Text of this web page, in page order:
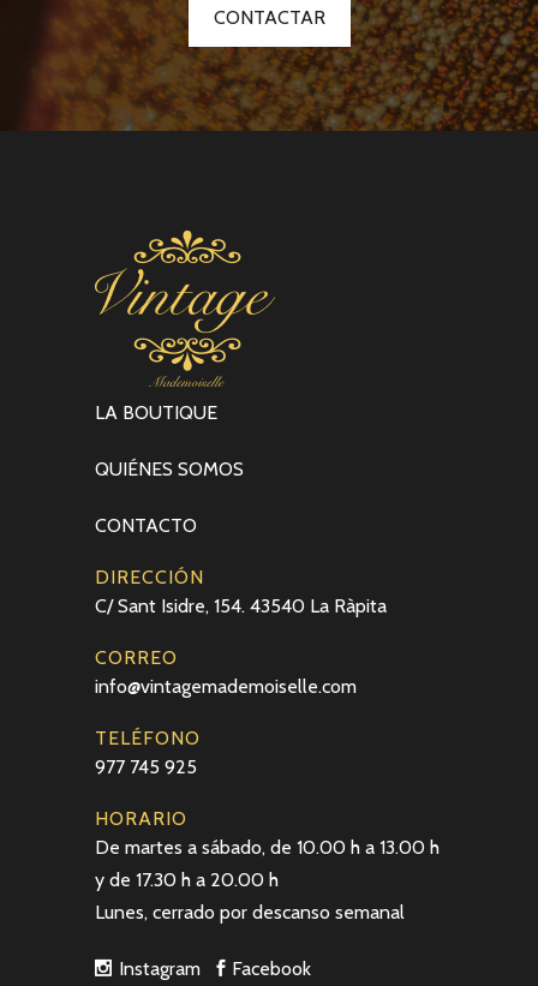
CONTACTAR
LA BOUTIQUE
QUIÉNES SOMOS
CONTACTO
DIRECCIÓN
C/ Sant Isidre, 154. 43540 La Ràpita
CORREO
info@vintagemademoiselle.com
TELÉFONO
977 745 925
HORARIO
De martes a sábado, de 10.00 h a 13.00 h
y de 17.30 h a 20.00 h
Lunes, cerrado por descanso semanal
Instagram Facebook